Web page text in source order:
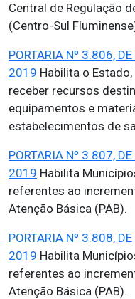
Central de Regulação
(Centro-Sul
PORTARIA Nº 3.806,
2019 Habilita o
receber recursos
equipamentos e
estabelecimentos de
PORTARIA Nº 3.807,
2019 Habilita
referentes ao
Atenção Básica (PAB).
PORTARIA Nº 3.808,
2019 Habilita
referentes ao
Atenção Básica (PAB).